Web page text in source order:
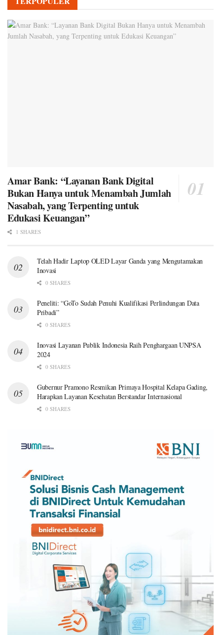
Amar Bank: “Layanan Bank Digital
Bukan Hanya untuk Menambah Jumlah
Nasabah, yang Terpenting untuk
Edukasi Keuangan”
1 SHARES
Telah Hadir Laptop OLED Layar Ganda yang Mengutamakan
Inovasi
0 SHARES
Peneliti: “GoTo Sudah Penuhi Kualifikasi Perlindungan Data
Pribadi”
0 SHARES
Inovasi Layanan Publik Indonesia Raih Penghargaan UNPSA
2024
0 SHARES
Gubernur Pramono Resmikan Primaya Hospital Kelapa Gading,
Harapkan Layanan Kesehatan Berstandar Internasional
0 SHARES